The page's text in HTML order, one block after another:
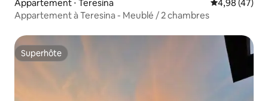
Appartement ⋅ Teresina Évaluation
4,98 (47)
Appartement à Teresina - Meublé / 2 chambres
Superhôte
Superhôte